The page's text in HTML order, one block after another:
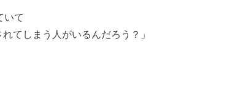
いて
てしまう人がいるんだろう？」